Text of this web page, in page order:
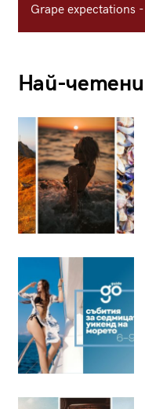
Grape expectations
Най-четени